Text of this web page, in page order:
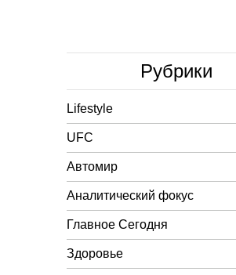
Рубрики
Lifestyle
UFC
Автомир
Аналитический фокус
Главное Сегодня
Здоровье